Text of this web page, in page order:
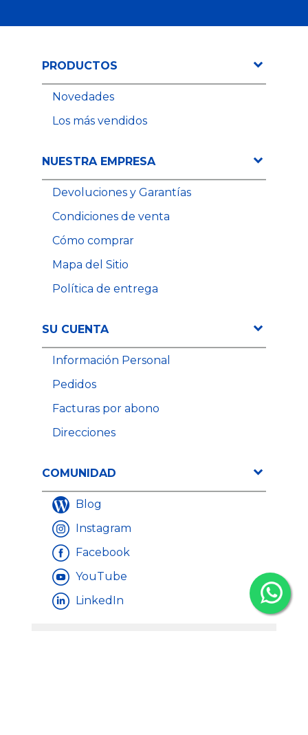
32,93 € 12,35 €
Precio
35,71 €
Precio
44,64 €
14,37 €
Precio
17,97
PRODUCTOS
Novedades
Los más vendidos
NUESTRA EMPRESA
Devoluciones y Garantías
Condiciones de venta
Cómo comprar
Mapa del Sitio
Política de entrega
SU CUENTA
Información Personal
Pedidos
Facturas por abono
Direcciones
COMUNIDAD
Blog
Instagram
Facebook
YouTube
LinkedIn